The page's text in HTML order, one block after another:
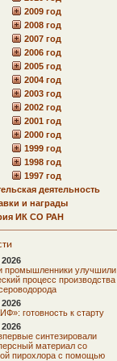
2009 год
2008 год
2007 год
2006 год
2005 год
2004 год
2003 год
2002 год
2001 год
2000 год
1999 год
1998 год
1997 год
деятельность
и награды
ИК СО РАН
промышленники улучшили
процесс производства
готовность к старту
синтезировали
материал со
пирохлора с помощью